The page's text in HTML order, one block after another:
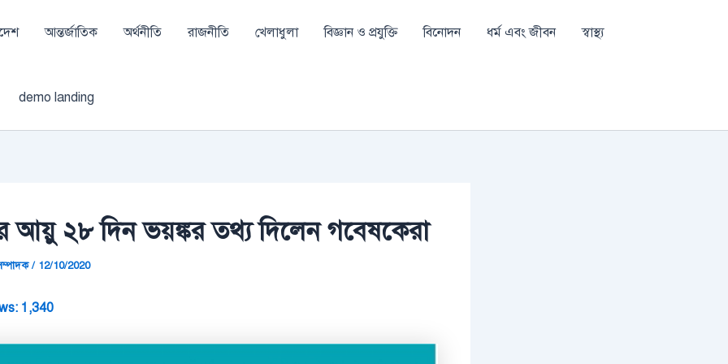
আন্তর্জাতিক অর্থনীতি রাজনীতি খেলাধুলা বিজ্ঞান ও প্রযুক্তি বিনোদন ধর্ম এবং জীবন স্বাস্থ্য
demo landing
আয়ু ২৮ দিন ভয়ঙ্কর তথ্য দিলেন গবেষকেরা
/ 12/10/2020
1,340